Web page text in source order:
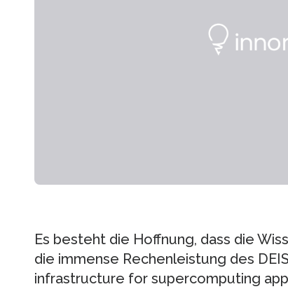
Es besteht die Hoffnung, dass die
die immense Rechenleistung des
infrastructure for supercomputing